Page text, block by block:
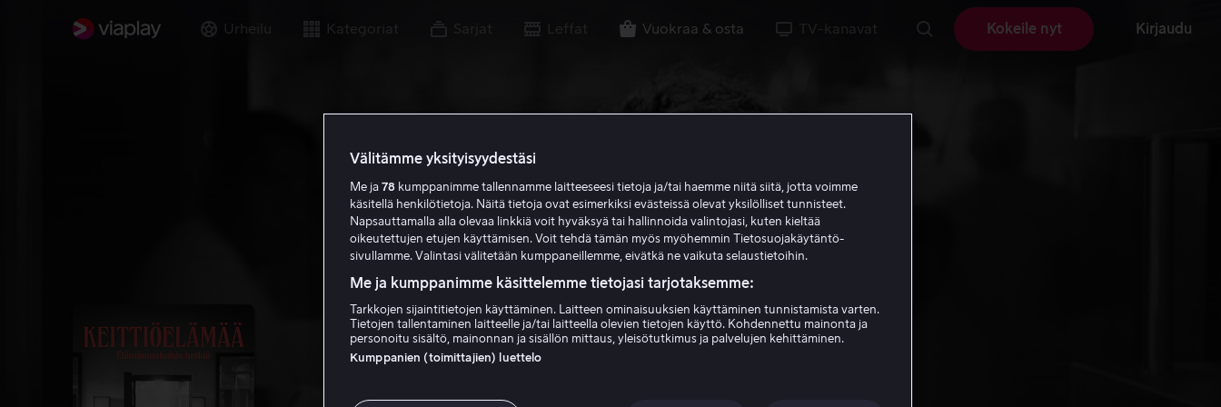
Urheilu Kategoriat Vuokraa & osta TV-kanavat Kokeile nyt Kirjaudu
Välitämme yksityisyydestäsi
Me ja 78 kumppanimme tallennamme laitteeseesi tietoja ja/tai haemme niitä siitä, jotta voimme
käsitellä henkilötietoja. Näitä tietoja ovat esimerkiksi evästeissä olevat yksilölliset tunnisteet.
Napsauttamalla alla olevaa linkkiä voit hyväksyä tai hallinnoida valintojasi, kuten kieltää
oikeutettujen etujen käyttämisen. Voit tehdä tämän myös myöhemmin Tietosuojakäytäntö-
sivullamme. Valintasi välitetään kumppaneillemme, eivätkä ne vaikuta selaustietoihin.
Me ja kumppanimme käsittelemme tietojasi tarjotaksemme:
Tarkkojen sijaintitietojen käyttäminen. Laitteen ominaisuuksien käyttäminen tunnistamista varten.
Tietojen tallentaminen laitteelle ja/tai laitteella olevien tietojen käyttö. Kohdennettu mainonta ja
personoitu sisältö, mainonnan ja sisällön mittaus, yleisötutkimus ja palvelujen kehittäminen.
Kumppanien (toimittajien) luettelo